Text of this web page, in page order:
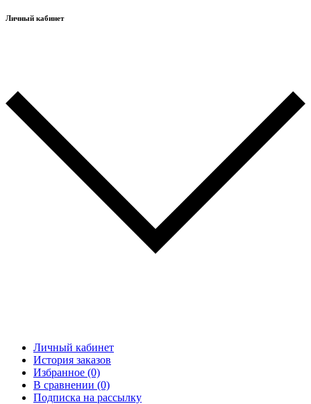
Личный кабинет
Личный кабинет
История заказов
Избранное (0)
В сравнении (0)
Подписка на рассылку